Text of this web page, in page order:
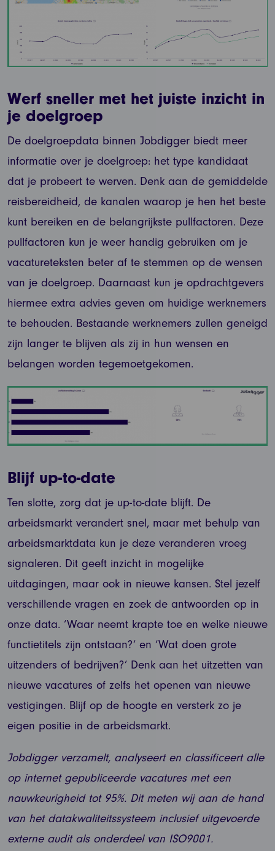
Werf sneller met het juiste inzicht in
je doelgroep
De doelgroepdata binnen Jobdigger biedt meer
informatie over je doelgroep: het type kandidaat
dat je probeert te werven. Denk aan de gemiddelde
reisbereidheid, de kanalen waarop je hen het beste
kunt bereiken en de belangrijkste pullfactoren. Deze
pullfactoren kun je weer handig gebruiken om je
vacatureteksten beter af te stemmen op de wensen
van je doelgroep. Daarnaast kun je opdrachtgevers
hiermee extra advies geven om huidige werknemers
te behouden. Bestaande werknemers zullen geneigd
zijn langer te blijven als zij in hun wensen en
belangen worden tegemoetgekomen.
Blijf up-to-date
Ten slotte, zorg dat je up-to-date blijft. De
arbeidsmarkt verandert snel, maar met behulp van
arbeidsmarktdata kun je deze veranderen vroeg
signaleren. Dit geeft inzicht in mogelijke
uitdagingen, maar ook in nieuwe kansen. Stel jezelf
verschillende vragen en zoek de antwoorden op in
onze data. ‘Waar neemt krapte toe en welke nieuwe
functietitels zijn ontstaan?’ en ‘Wat doen grote
uitzenders of bedrijven?’ Denk aan het uitzetten van
nieuwe vacatures of zelfs het openen van nieuwe
vestigingen. Blijf op de hoogte en versterk zo je
eigen positie in de arbeidsmarkt.
Jobdigger verzamelt, analyseert en classificeert alle
op internet gepubliceerde vacatures met een
nauwkeurigheid tot 95%. Dit meten wij aan de hand
van het datakwaliteitssysteem inclusief uitgevoerde
externe audit als onderdeel van ISO9001.